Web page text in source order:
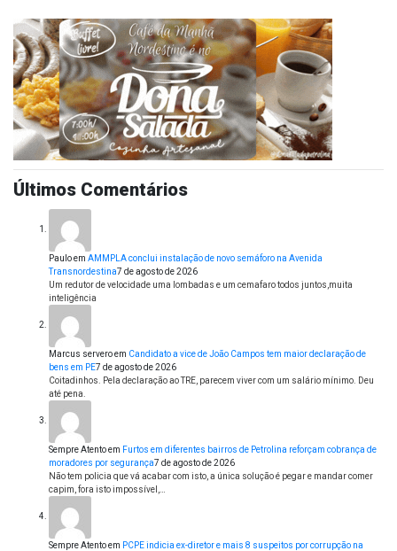
Últimos Comentários
Pauloem AMMPLA conclui instalação de novo semáforo na Avenida
Transnordestina7 de agosto de 2026
Um redutor de velocidade uma lombadas e um cemafaro todos juntos,muita
inteligência
Marcus serveroem Candidato a vice de João Campos tem maior declaração de
bens em PE7 de agosto de 2026
Coitadinhos. Pela declaração ao TRE, parecem viver com um salário mínimo. Deu
até pena.
Sempre Atentoem Furtos em diferentes bairros de Petrolina reforçam cobrança de
moradores por segurança7 de agosto de 2026
Não tem policia que vá acabar com isto, a única solução é pegar e mandar comer
capim, fora isto impossível,…
Sempre Atentoem PCPE indicia ex-diretor e mais 8 suspeitos por corrupção na